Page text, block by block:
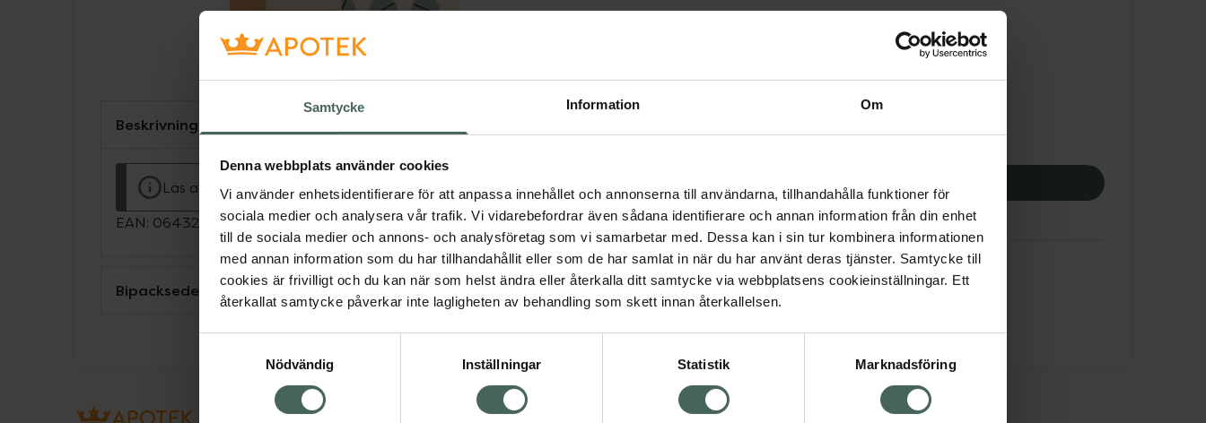
Samtycke Information Om
Denna webbplats använder cookies
Vi använder enhetsidentifierare för att anpassa innehållet och annonserna till användarna, tillhandahålla funktioner för
sociala medier och analysera vår trafik. Vi vidarebefordrar även sådana identifierare och annan information från din enhet
till de sociala medier och annons- och analysföretag som vi samarbetar med. Dessa kan i sin tur kombinera informationen
med annan information som du har tillhandahållit eller som de har samlat in när du har använt deras tjänster. Samtycke till
cookies är frivilligt och du kan när som helst ändra eller återkalla ditt samtycke via webbplatsens cookieinställningar. Ett
återkallat samtycke påverkar inte lagligheten av behandling som skett innan återkallelsen.
Nödvändig
Inställningar Statistik Marknadsföring
Pris med recept
Högkostnadsskyddet gäller
136,21 kr
I apotek:136,21 kr
Köp via ditt recept
Aktuella erbjudanden
Beskrivning
Läs alltid bipacksedeln innan användning.
EAN: 06432100042170
Bipacksedel från FASS Visa
Om recept och läkemedel